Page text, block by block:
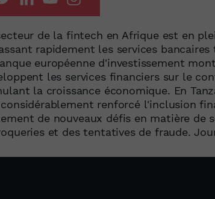
de la fintech en Afrique est en
rapidement les services
européenne d'investissement
les services financiers sur le
la croissance économique. En
renforcé l'inclusion
de nouveaux défis en matière de
et des tentatives de fraude.